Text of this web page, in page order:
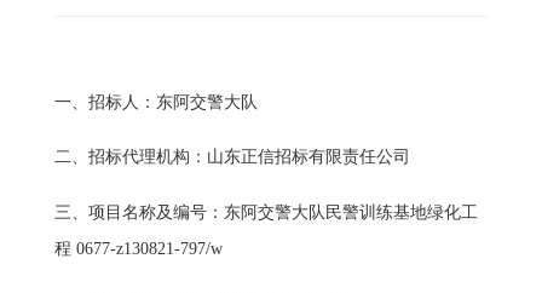
一、招标人：东阿交警大队
二、招标代理机构：山东正信招标有限责任公司
三、项目名称及编号：东阿交警大队民警训练基地绿化工
程 0677-z130821-797/w